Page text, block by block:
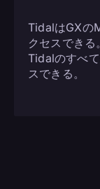
TidalはGXの
クセスできる
Tidalのすべ
スできる。